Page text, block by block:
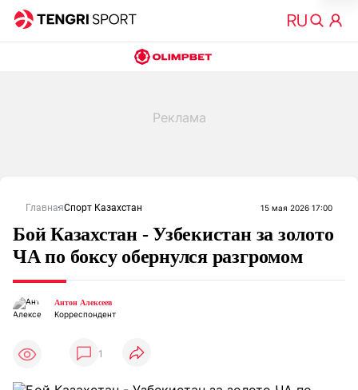
ГлавнаяСпорт Казахстан 15 мая 2026 17:00
Бой Казахстан - Узбекистан за золото
ЧА по боксу обернулся разгромом
Антон Алексеев
Корреспондент
1